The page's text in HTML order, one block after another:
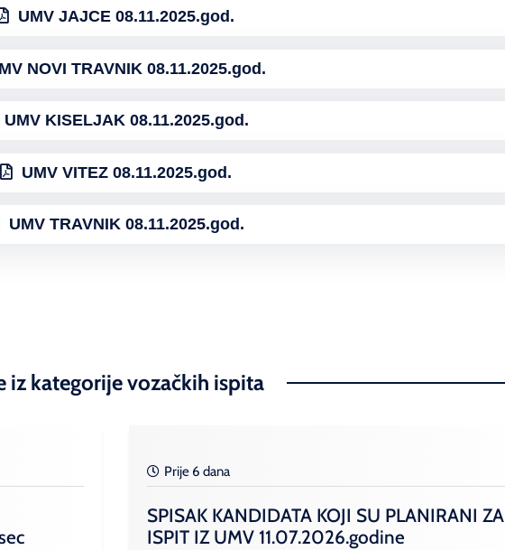
UMV JAJCE 08.11.2025.god.
NOVI TRAVNIK 08.11.2025.god.
UMV KISELJAK 08.11.2025.god.
UMV VITEZ 08.11.2025.god.
UMV TRAVNIK 08.11.2025.god.
iz kategorije vozačkih ispita
Prije 6 dana
SPISAK KANDIDATA KOJI SU PLANIRANI ZA
ISPIT IZ UMV 11.07.2026.godine